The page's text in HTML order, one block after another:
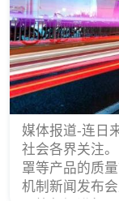
媒体报道-连日
社会各界关注
罩等产品的质
机制新闻发布